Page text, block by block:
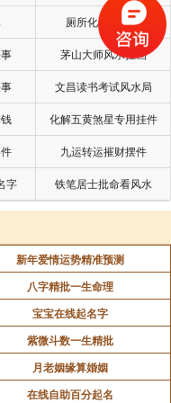
，有权。
多主贵，掌权。
技之长。
。
世孤单（无子或子
不得身闲。
富贵。
克家人。
。
主富贵。
厕所化秽气煞套
茅山大师风水挂画
文昌读书考试风水局
化解五黄煞星专用挂件
九运转运摧财摆件
字 铁笔居士批命看风水
新年爱情运势精准预测
八字精批一生命理
宝宝在线起名字
紫微斗数一生精批
月老姻缘算婚姻
在线自助百分起名